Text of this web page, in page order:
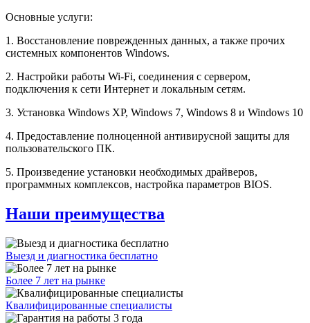
Основные услуги:
1. Восстановление поврежденных данных, а также прочих
системных компонентов Windows.
2. Настройки работы Wi-Fi, соединения с сервером,
подключения к сети Интернет и локальным сетям.
3. Установка Windows XP, Windows 7, Windows 8 и Windows 10
4. Предоставление полноценной антивирусной защиты для
пользовательского ПК.
5. Произведение установки необходимых драйверов,
программных комплексов, настройка параметров BIOS.
Наши преимущества
Выезд и диагностика бесплатно
Более 7 лет на рынке
Квалифицированные специалисты